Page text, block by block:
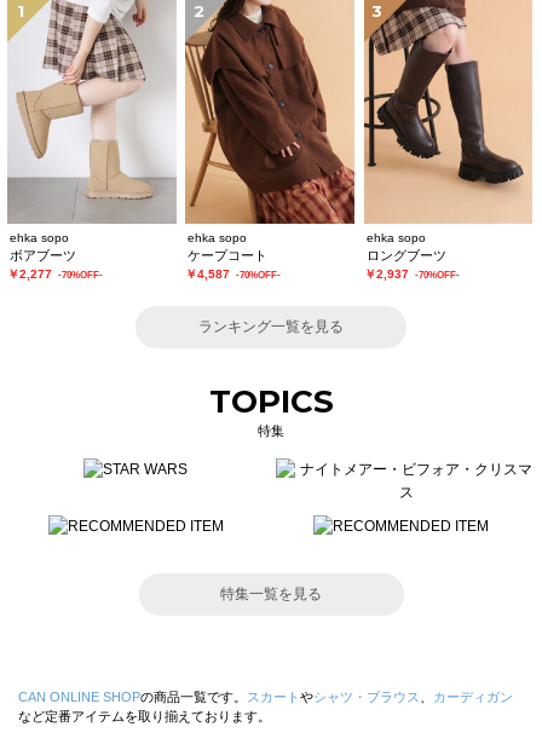
1
ehka sopo
ボアブーツ
￥2,277 -70%OFF-
2
ehka sopo
ケープコート
￥4,587 -70%OFF-
3
ehka sopo
ロングブーツ
￥2,937 -70%OFF-
ランキング一覧を見る
TOPICS
特集
特集一覧を見る
CAN ONLINE SHOPの商品一覧です。 スカート やシャツ・ブラウス
カーディガン
など定番アイテムを取り揃えております。